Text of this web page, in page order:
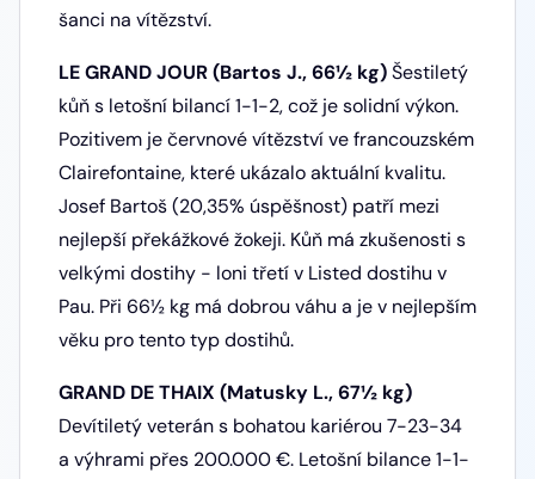
šanci na vítězství.
LE GRAND JOUR (Bartos J., 66½ kg)Šestiletý
kůň s letošní bilancí 1-1-2, což je solidní výkon.
Pozitivem je červnové vítězství ve francouzském
Clairefontaine, které ukázalo aktuální kvalitu.
Josef Bartoš (20,35% úspěšnost) patří mezi
nejlepší překážkové žokeji. Kůň má zkušenosti s
velkými dostihy - loni třetí v Listed dostihu v
Pau. Při 66½ kg má dobrou váhu a je v nejlepším
věku pro tento typ dostihů.
GRAND DE THAIX (Matusky L., 67½ kg)
Devítiletý veterán s bohatou kariérou 7-23-34
a výhrami přes 200.000 €. Letošní bilance 1-1-